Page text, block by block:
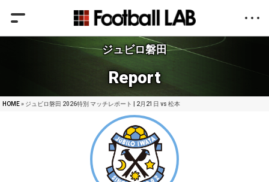
ジュビロ磐田
Report
HOME» ジュビロ磐田 2026特別 マッチレポート | 2月21日 vs 松本